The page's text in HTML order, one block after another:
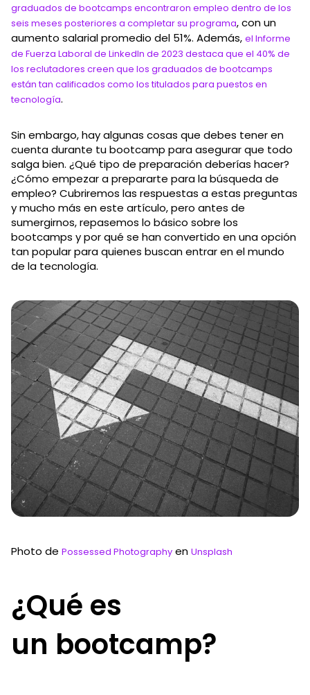
graduados de bootcamps encontraron empleo dentro de los
seis meses posteriores a completar su programa, con un
aumento salarial promedio del 51%. Además, el Informe
de Fuerza Laboral de LinkedIn de 2023 destaca que el 40% de
los reclutadores creen que los graduados de bootcamps
están tan calificados como los titulados para puestos en
tecnología.
Sin embargo, hay algunas cosas que debes tener en
cuenta durante tu bootcamp para asegurar que todo
salga bien. ¿Qué tipo de preparación deberías hacer?
¿Cómo empezar a prepararte para la búsqueda de
empleo? Cubriremos las respuestas a estas preguntas
y mucho más en este artículo, pero antes de
sumergirnos, repasemos lo básico sobre los
bootcamps y por qué se han convertido en una opción
tan popular para quienes buscan entrar en el mundo
de la tecnología.
Photo de Possessed Photography en Unsplash
¿Qué es
un bootcamp?